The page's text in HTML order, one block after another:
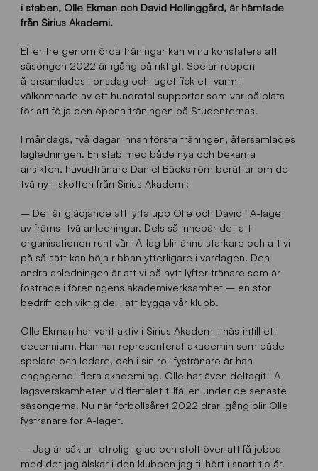
i staben, Olle Ekman och David Hollinggård, är hämtade
från Sirius Akademi.
Efter tre genomförda träningar kan vi nu konstatera att
säsongen 2022 är igång på riktigt. Spelartruppen
återsamlades i onsdag och laget fick ett varmt
välkomnade av ett hundratal supportar som var på plats
för att följa den öppna träningen på Studenternas.
I måndags, två dagar innan första träningen, återsamlades
lagledningen. En stab med både nya och bekanta
ansikten, huvudtränare Daniel Bäckström berättar om de
två nytillskotten från Sirius Akademi:
– Det är glädjande att lyfta upp Olle och David i A-laget
av främst två anledningar. Dels så innebär det att
organisationen runt vårt A-lag blir ännu starkare och att vi
på så sätt kan höja ribban ytterligare i vardagen. Den
andra anledningen är att vi på nytt lyfter tränare som är
fostrade i föreningens akademiverksamhet – en stor
bedrift och viktig del i att bygga vår klubb.
Olle Ekman har varit aktiv i Sirius Akademi i nästintill ett
decennium. Han har representerat akademin som både
spelare och ledare, och i sin roll fystränare är han
engagerad i flera akademilag. Olle har även deltagit i A-
lagsverskamheten vid flertalet tillfällen under de senaste
säsongerna. Nu när fotbollsåret 2022 drar igång blir Olle
fystränare för A-laget.
– Jag är såklart otroligt glad och stolt över att få jobba
med det jag älskar i den klubben jag tillhört i snart tio år.